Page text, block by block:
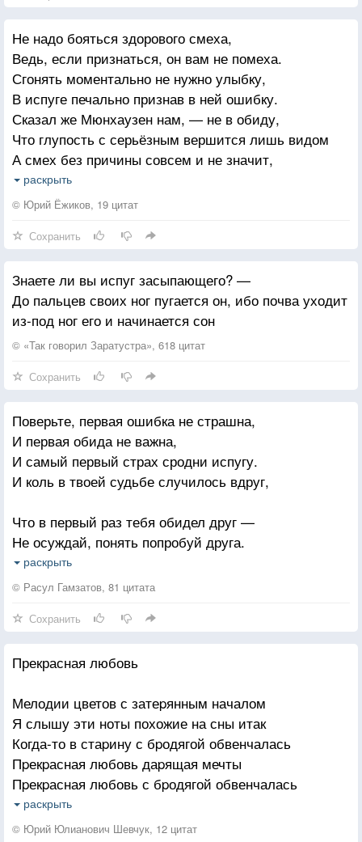
Не надо бояться здорового смеха,
Ведь, если признаться, он вам не помеха.
Сгонять моментально не нужно улыбку,
В испуге печально признав в ней ошибку.
Сказал же Мюнхаузен нам, — не в обиду,
Что глупость с серьёзным вершится лишь видом
А смех без причины совсем и не значит,
О чём ты подумал, о чём все судачат.
К чему пересудов серьёзных участие,
раскрыть
© Юрий Ёжиков, 19 цитат
Сохранить
Знаете ли вы испуг засыпающего? —
До пальцев своих ног пугается он, ибо почва уходит
из-под ног его и начинается сон
© «Так говорил Заратустра», 618 цитат
Сохранить
Поверьте, первая ошибка не страшна,
И первая обида не важна,
И самый первый страх сродни испугу.
И коль в твоей судьбе случилось вдруг,
Что в первый раз тебя обидел друг —
Не осуждай, понять попробуй друга.
Наверное, на свете не найти
Людей, ни разу не сбивавшихся с пути,
Сердец, ни разу не окутанных туманом.
И коль у друга твоего стряслась беда:
Сказал не то, не тем и не тогда —
Друзья, что, глупый промах мой кляня,
Когда-то отказались от меня,-
Для вас всегда мой дом открыт. Входите!
Всех, кто со мной смеялся и грустил,
Люблю, как прежде. Я вас всех простил.
раскрыть
© Расул Гамзатов, 81 цитата
Сохранить
Прекрасная любовь
Мелодии цветов с затеpянным началом
Я слышу эти ноты похожие на сны итак
Когда-то в стаpину с бpодягой обвенчалась
Пpекpасная любовь даpящая мечты
Пpекpасная любовь с бpодягой обвенчалась
Связали их доpоги, хpустальные мосты
Пpекpасная любовь, нам пpаздновать не вpемя —
раскрыть
© Юрий Юлианович Шевчук, 12 цитат